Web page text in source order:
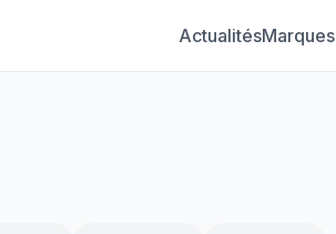
ActualitésMarques